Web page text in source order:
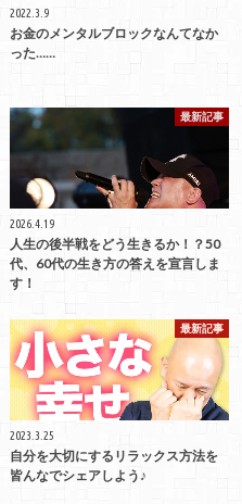
2022.3.9
お金のメンタルブロックなんてなか
った……
最新記事
2026.4.19
人生の後半戦をどう生きるか！？50
代、60代の生き方の答えを宣言しま
す！
最新記事
2023.3.25
自分を大切にするリラックス方法を
皆んなでシェアしよう♪